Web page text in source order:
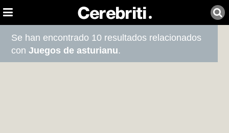
Se han encontrado 10 resultados relacionados
conJuegos de asturianu.